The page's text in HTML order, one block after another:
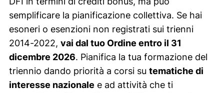
semplificare la pianificazione collettiva. Se hai
esoneri o esenzioni non registrati sui trienni
2014-2022, vai dal tuo Ordine entro il 31
dicembre 2026. Pianifica la tua formazione del
triennio dando priorità a corsi su tematiche di
interesse nazionale e ad attività che ti